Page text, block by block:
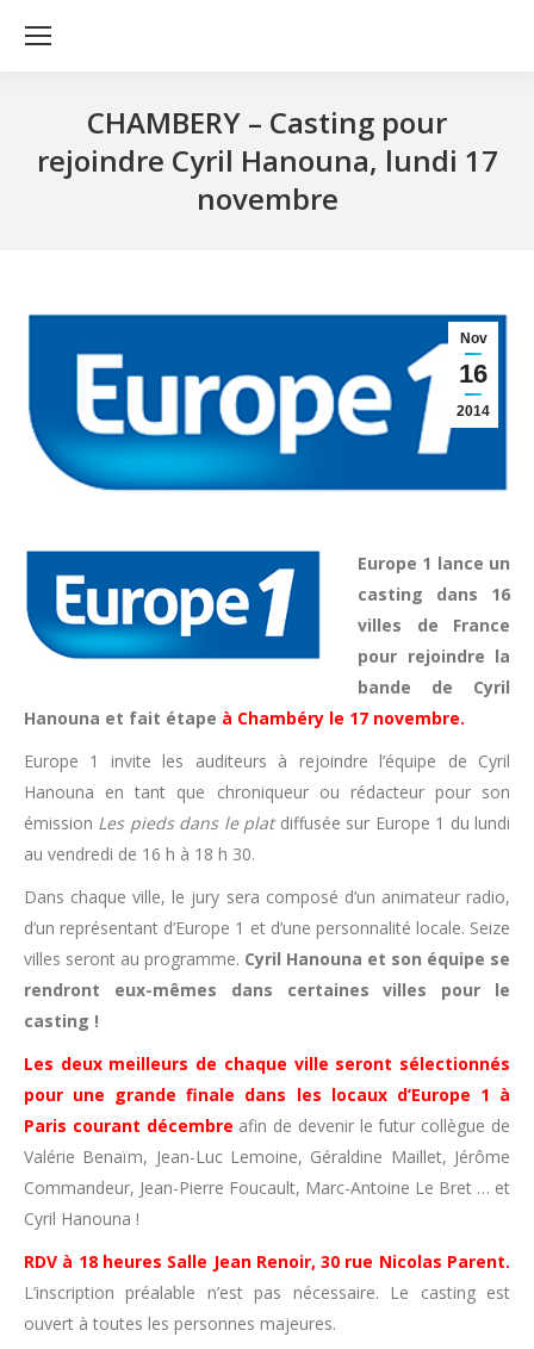
CHAMBERY – Casting pour
rejoindre Cyril Hanouna, lundi 17
novembre
Nov
16
2014
Europe 1 lance un
casting dans 16
villes de France
pour rejoindre la
bande de Cyril
Hanouna et fait étape à Chambéry le 17 novembre.
Europe 1 invite les auditeurs à rejoindre l’équipe de Cyril
Hanouna en tant que chroniqueur ou rédacteur pour son
émission Les pieds dans le platdiffusée sur Europe 1 du lundi
au vendredi de 16 h à 18 h 30.
Dans chaque ville, le jury sera composé d’un animateur radio,
d’un représentant d’Europe 1 et d’une personnalité locale. Seize
villes seront au programme. Cyril Hanouna et son équipe se
rendront eux-mêmes dans certaines villes pour le
casting !
Les deux meilleurs de chaque ville seront sélectionnés
pour une grande finale dans les locaux d’Europe 1 à
Paris courant décembre afin de devenir le futur collègue de
Valérie Benaïm, Jean-Luc Lemoine, Géraldine Maillet, Jérôme
Commandeur, Jean-Pierre Foucault, Marc-Antoine Le Bret … et
Cyril Hanouna !
RDV à 18 heures Salle Jean Renoir, 30 rue Nicolas Parent.
L’inscription préalable n’est pas nécessaire. Le casting est
ouvert à toutes les personnes majeures.